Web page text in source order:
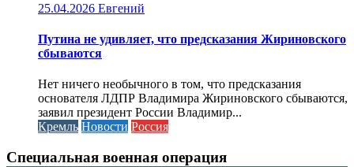
25.04.2026 Евгений
Путина не удивляет, что предсказания Жириновского
сбываются
Нет ничего необычного в том, что предсказания
основателя ЛДПР Владимира Жириновского сбываются,
заявил президент России Владимир...
Кремль Новости Россия
Специальная военная операция